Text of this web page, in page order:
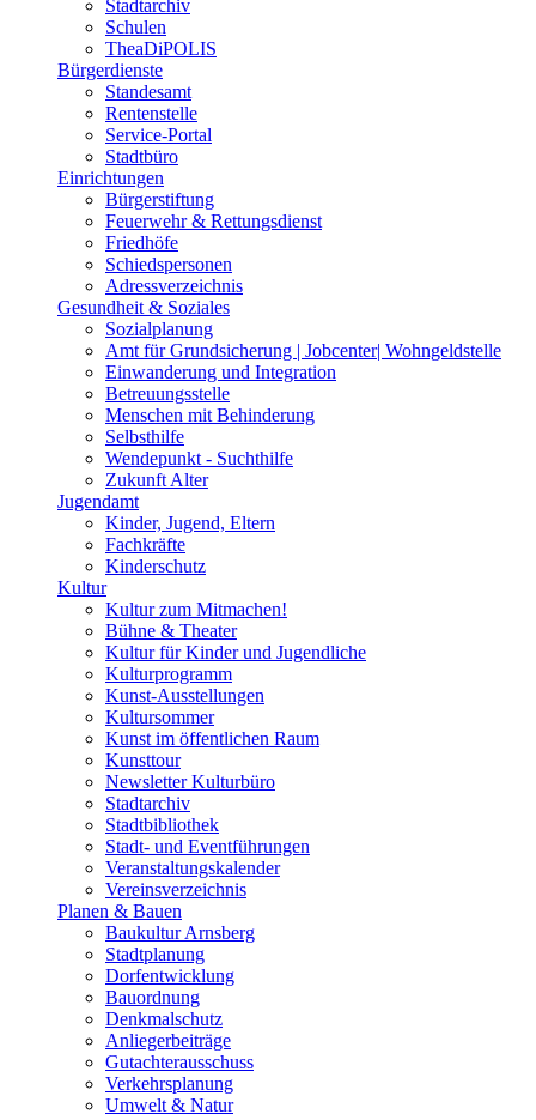
Stadtarchiv
Schulen
TheaDiPOLIS
Bürgerdienste
Standesamt
Rentenstelle
Service-Portal
Stadtbüro
Einrichtungen
Bürgerstiftung
Feuerwehr & Rettungsdienst
Friedhöfe
Schiedspersonen
Adressverzeichnis
Gesundheit & Soziales
Sozialplanung
Amt für Grundsicherung | Jobcenter| Wohngeldstelle
Einwanderung und Integration
Betreuungsstelle
Menschen mit Behinderung
Selbsthilfe
Wendepunkt - Suchthilfe
Zukunft Alter
Jugendamt
Kinder, Jugend, Eltern
Fachkräfte
Kinderschutz
Kultur
Kultur zum Mitmachen!
Bühne & Theater
Kultur für Kinder und Jugendliche
Kulturprogramm
Kunst-Ausstellungen
Kultursommer
Kunst im öffentlichen Raum
Kunsttour
Newsletter Kulturbüro
Stadtarchiv
Stadtbibliothek
Stadt- und Eventführungen
Veranstaltungskalender
Vereinsverzeichnis
Planen & Bauen
Baukultur Arnsberg
Stadtplanung
Dorfentwicklung
Bauordnung
Denkmalschutz
Anliegerbeiträge
Gutachterausschuss
Verkehrsplanung
Umwelt & Natur